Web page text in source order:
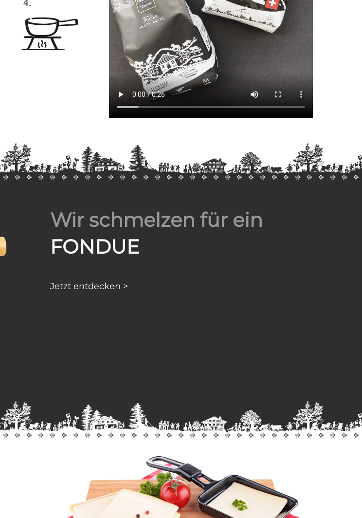
Wir schmelzen für ein
FONDUE
Jetzt entdecken >